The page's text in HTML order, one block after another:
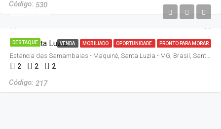
530
DESTAQUE VENDA MOBILIADO OPORTUNIDADE PRONTO PARA MORAR
R$630.000
Sítio Santa Luzia
Estancia das Samambaias - Maquiné, Santa Luzia - MG, Brasil, Santa Luzia
217
2 2 2